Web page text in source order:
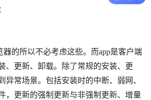
器的所以不必考虑这些。而app是客户端
、更新、卸载。除了常规的安装、更
异常场景。包括安装时的中断、弱网、
，更新的强制更新与非强制更新、增量